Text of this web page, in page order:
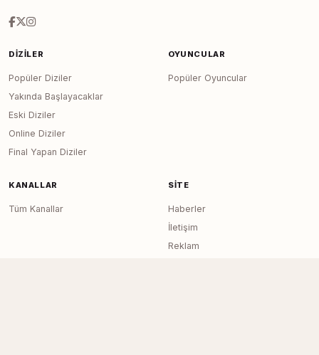
DIZILER
Popüler Diziler
Yakında Başlayacaklar
Eski Diziler
Online Diziler
Final Yapan Diziler
OYUNCULAR
Popüler Oyuncular
KANALLAR
Tüm Kanallar
SITE
Haberler
İletişim
Reklam